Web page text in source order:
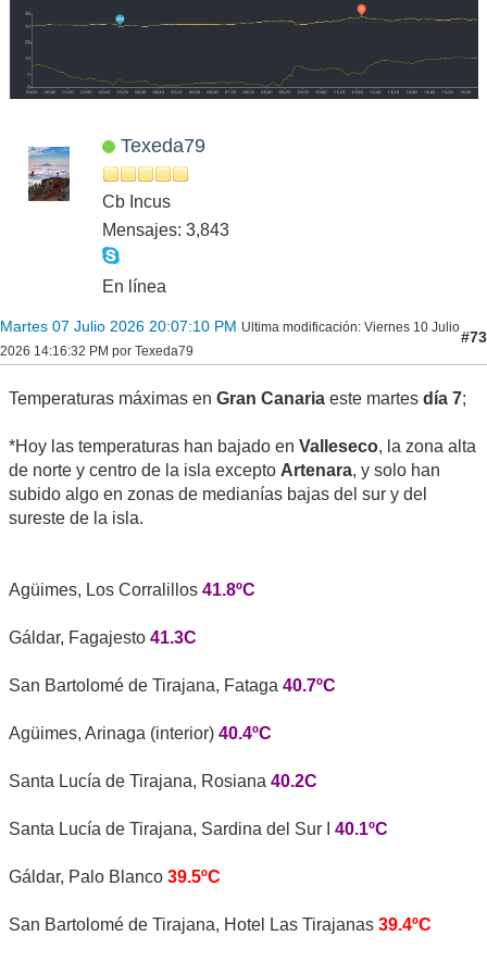
Texeda79
Cb Incus
Mensajes: 3,843
En línea
Martes 07 Julio 2026 20:07:10 PM Ultima modificación: Viernes 10 Julio
2026 14:16:32 PM por Texeda79
#73
Temperaturas máximas en Gran Canaria este martes día 7;
*Hoy las temperaturas han bajado en Valleseco, la zona alta
de norte y centro de la isla excepto Artenara, y solo han
subido algo en zonas de medianías bajas del sur y del
sureste de la isla.
Agüimes, Los Corralillos 41.8ºC
Gáldar, Fagajesto 41.3C
San Bartolomé de Tirajana, Fataga 40.7ºC
Agüimes, Arinaga (interior) 40.4ºC
Santa Lucía de Tirajana, Rosiana 40.2C
Santa Lucía de Tirajana, Sardina del Sur I 40.1ºC
Gáldar, Palo Blanco 39.5ºC
San Bartolomé de Tirajana, Hotel Las Tirajanas 39.4ºC